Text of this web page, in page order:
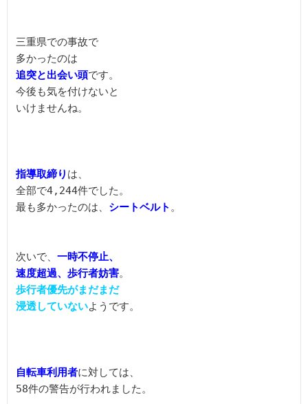
三重県での事故で
追突と出会い頭です。
今後も気を付けないと
いけませんね。
指導取締り は、
全部で4,244件でした。
最も多かったのは、 シートベルト 。
次いで、 一時不停止、
速度超過、歩行者妨害
歩行者優先がまだまだ
浸透していないようです。
自転車利用者に対しては、
58件の警告が行われました。